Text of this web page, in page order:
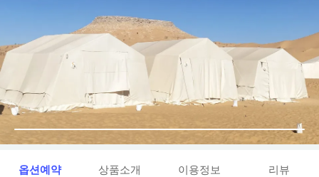
옵션예약 상품소개 이용정보 리뷰